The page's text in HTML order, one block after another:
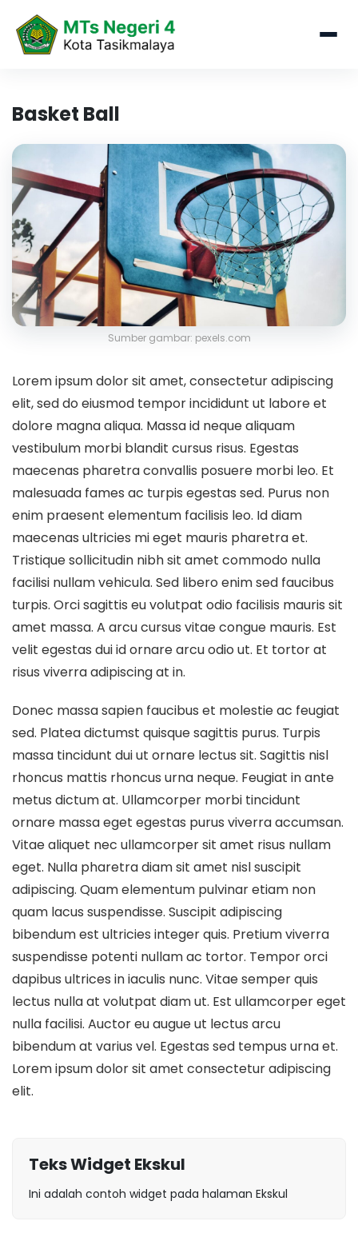
Basket Ball
Sumber gambar: pexels.com
Lorem ipsum dolor sit amet, consectetur adipiscing
elit, sed do eiusmod tempor incididunt ut labore et
dolore magna aliqua. Massa id neque aliquam
vestibulum morbi blandit cursus risus. Egestas
maecenas pharetra convallis posuere morbi leo. Et
malesuada fames ac turpis egestas sed. Purus non
enim praesent elementum facilisis leo. Id diam
maecenas ultricies mi eget mauris pharetra et.
Tristique sollicitudin nibh sit amet commodo nulla
facilisi nullam vehicula. Sed libero enim sed faucibus
turpis. Orci sagittis eu volutpat odio facilisis mauris sit
amet massa. A arcu cursus vitae congue mauris. Est
velit egestas dui id ornare arcu odio ut. Et tortor at
risus viverra adipiscing at in.
Donec massa sapien faucibus et molestie ac feugiat
sed. Platea dictumst quisque sagittis purus. Turpis
massa tincidunt dui ut ornare lectus sit. Sagittis nisl
rhoncus mattis rhoncus urna neque. Feugiat in ante
metus dictum at. Ullamcorper morbi tincidunt
ornare massa eget egestas purus viverra accumsan.
Vitae aliquet nec ullamcorper sit amet risus nullam
eget. Nulla pharetra diam sit amet nisl suscipit
adipiscing. Quam elementum pulvinar etiam non
quam lacus suspendisse. Suscipit adipiscing
bibendum est ultricies integer quis. Pretium viverra
suspendisse potenti nullam ac tortor. Tempor orci
dapibus ultrices in iaculis nunc. Vitae semper quis
lectus nulla at volutpat diam ut. Est ullamcorper eget
nulla facilisi. Auctor eu augue ut lectus arcu
bibendum at varius vel. Egestas sed tempus urna et.
Lorem ipsum dolor sit amet consectetur adipiscing
elit.
Teks Widget Ekskul
Ini adalah contoh widget pada halaman Ekskul